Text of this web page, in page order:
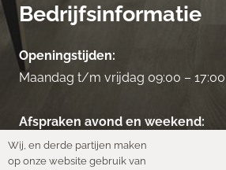
Bedrijfsinformatie
Openingstijden:
Maandag t/m vrijdag 09:00 – 17:00
Afspraken avond en weekend:
Neem contact op
Wij, en derde partijen maken
op onze website gebruik van